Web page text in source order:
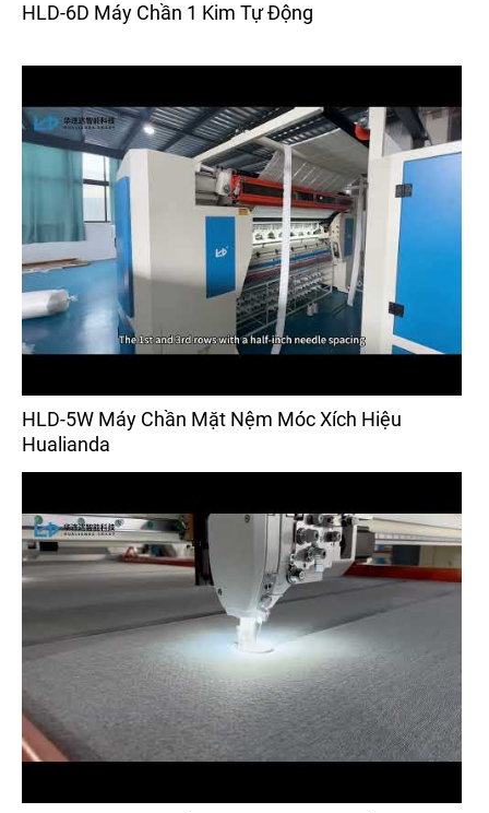
HLD-6D Máy Chần 1 Kim Tự Động
HLD-5W Máy Chần Mặt Nệm Móc Xích Hiệu
Hualianda